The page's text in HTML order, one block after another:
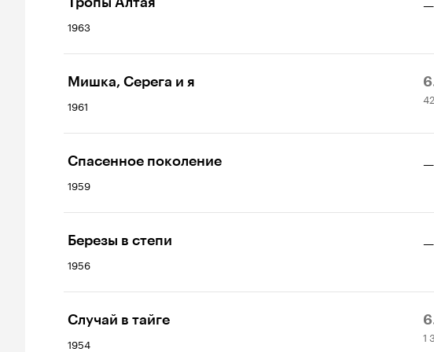
1963
Мишка, Серега и я
1961
Спасенное поколение
1959
—
Березы в степи
1956
—
Случай в тайге
1954
1
1